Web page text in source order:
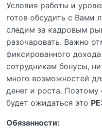
Условия работы и
готов обсудить с Вами
следим за кадровым
разочаровать. Важно
фиксированного
сотрудникам бонусы,
много возможностей
денег и роста. Поэтому
будет ожидаться это
Обязанности: